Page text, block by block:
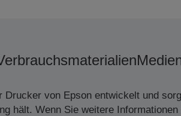
Drucker von Epson entwickelt und
hält. Wenn Sie weitere